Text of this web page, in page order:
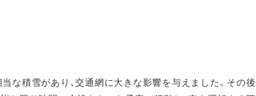
な積雪があり、交通網に大きな影響を与えました。その後